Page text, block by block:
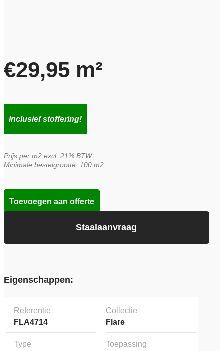
€29,95 m²
Inclusief stoffering!
Prijs per m2 excl. 21% BTW
Minimale bestelgrootte: 100 m2
Staalaanvraag
Toevoegen aan offerte
Eigenschappen:
Referentie
FLA4714
Collectie
Flare
Type
Toepassing